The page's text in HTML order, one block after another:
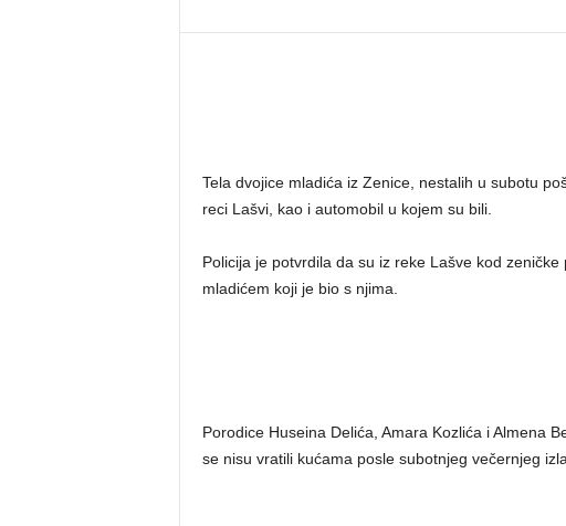
Tela dvojice mladića iz Zenice, nestalih u subotu
reci Lašvi, kao i automobil u kojem su bili.
Policija je potvrdila da su iz reke Lašve kod
mladićem koji je bio s njima.
Porodice Huseina Delića, Amara Kozlića i Almena
se nisu vratili kućama posle subotnjeg večernjeg